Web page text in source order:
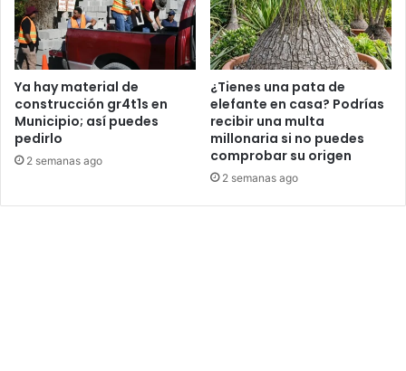
Ya hay material de
construcción gr4t1s en
Municipio; así puedes
pedirlo
2 semanas ago
¿Tienes una pata de
elefante en casa? Podrías
recibir una multa
millonaria si no puedes
comprobar su origen
2 semanas ago